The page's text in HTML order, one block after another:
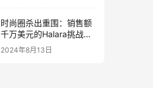
时尚圈杀出重围：销售额
千万美元的Halara挑战
SHEIN成新时尚巨头
（上）
2024年8月13日